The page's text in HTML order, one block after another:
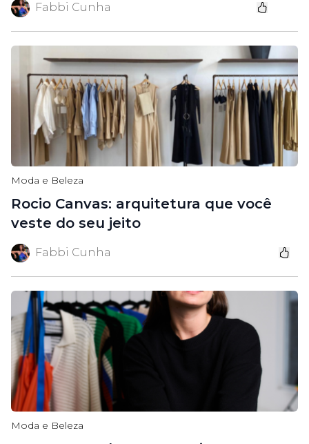
Fabbi Cunha
Moda e Beleza
Rocio Canvas: arquitetura que você
veste do seu jeito
Fabbi Cunha
Moda e Beleza